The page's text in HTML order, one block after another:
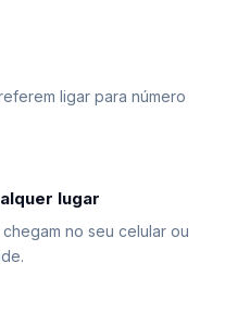
ligar para número
lugar
no seu celular ou